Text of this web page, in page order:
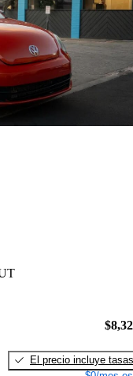
El precio incluye tasas